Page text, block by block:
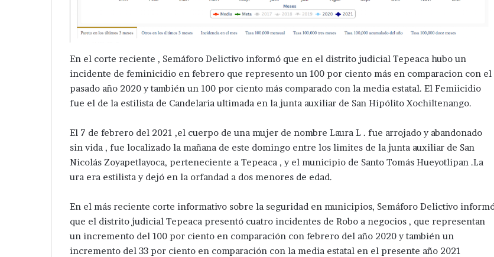
En el corte reciente , Semáforo Delictivo informó que en el distrito judicial Tepeaca hubo un
incidente de feminicidio en febrero que represento un 100 por ciento más en comparacion con el
pasado año 2020 y también un 100 por ciento más comparado con la media estatal. El Femiicidio
fue el de la estilista de Candelaria ultimada en la junta auxiliar de San Hipólito Xochiltenango.
El 7 de febrero del 2021 ,el cuerpo de una mujer de nombre Laura L . fue arrojado y abandonado
sin vida , fue localizado la mañana de este domingo entre los limites de la junta auxiliar de San
Nicolás Zoyapetlayoca, perteneciente a Tepeaca , y el municipio de Santo Tomás Hueyotlipan .La
ura era estilista y dejó en la orfandad a dos menores de edad.
En el más reciente corte informativo sobre la seguridad en municipios, Semáforo Delictivo
que el distrito judicial Tepeaca presentó cuatro incidentes de Robo a negocios , que representan
un incremento del 100 por ciento en comparación con febrero del año 2020 y también un
incremento del 33 por ciento en comparación con la media estatal en el presente año 2021